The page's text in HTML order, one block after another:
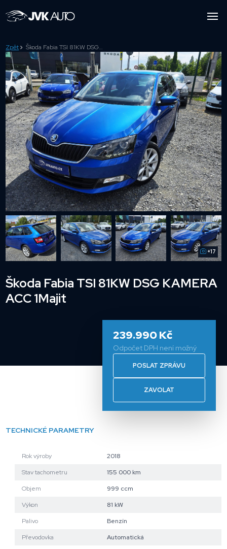
Zpět Škoda Fabia TSI 81KW DSG KAMERA ACC 1Majit
+17
Škoda Fabia TSI 81KW DSG KAMERA
ACC 1Majit
239.990 Kč
Odpočet DPH není možný
POSLAT ZPRÁVU
ZAVOLAT
TECHNICKÉ PARAMETRY
Rok výroby
2018
Stav tachometru
155 000 km
Objem
999 ccm
Výkon
81 kW
Palivo
Benzín
Převodovka
Automatická